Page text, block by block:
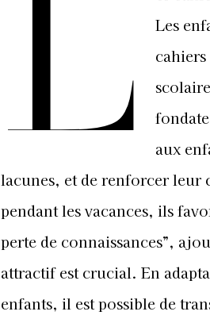
L
Les
aux
lacunes, et de renforcer leur
pendant les vacances, ils
perte de connaissances”,
attractif est crucial. En
enfants, il est possible de